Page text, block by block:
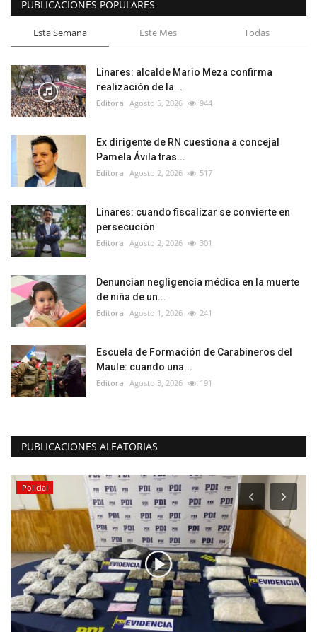
PUBLICACIONES POPULARES
Esta Semana Este Mes Todas
Linares: alcalde Mario Meza confirma
realización de la...
Editora Agosto 5, 2026 944
Ex dirigente de RN cuestiona a concejal
Pamela Ávila tras...
Editora Agosto 2, 2026 517
Linares: cuando fiscalizar se convierte en
persecución
Editora Agosto 2, 2026 301
Denuncian negligencia médica en la muerte
de niña de un...
Editora Agosto 1, 2026 241
Escuela de Formación de Carabineros del
Maule: cuando una...
Editora Agosto 3, 2026 191
PUBLICACIONES ALEATORIAS
Policial